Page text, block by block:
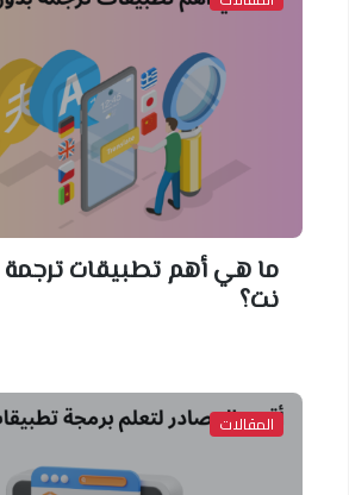
ما هي أهم تطبيقات ترجمة
نت؟
المقالات